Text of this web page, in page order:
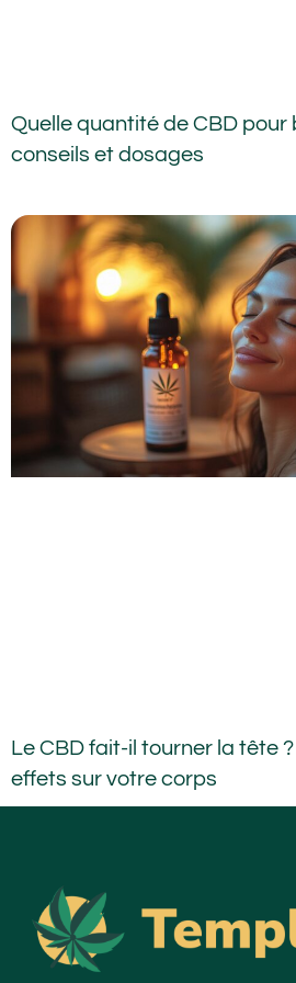
Quelle quantité de CBD pour
conseils et dosages
Le CBD fait-il tourner la tête
effets sur votre corps